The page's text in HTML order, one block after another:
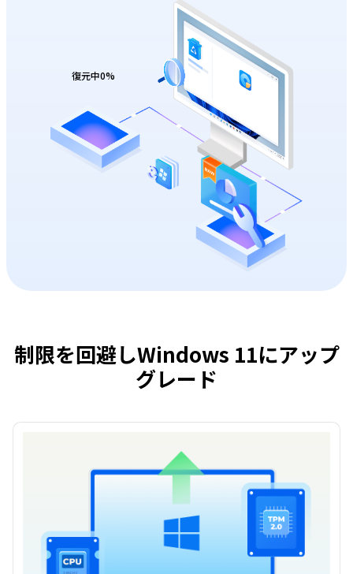
復元中0%
制限を回避しWindows 11にアップ
グレード